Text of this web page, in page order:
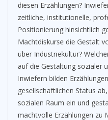
diesen Erzählungen?
zeitliche, institutionelle,
Positionierung hinsichtlich
Machtdiskurse die Gestalt
über Industriekultur?
auf die Gestaltung sozialer
Inwiefern bilden
gesellschaftlichen Status
sozialen Raum ein und
machtvolle Erzählungen zu